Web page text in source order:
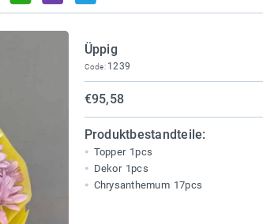
Üppig
Code: 1239
€95,58
Produktbestandteile:
Topper 1pcs
Dekor 1pcs
Chrysanthemum 17pcs